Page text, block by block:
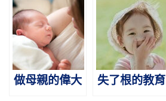
做母親的偉大 失了根的教育